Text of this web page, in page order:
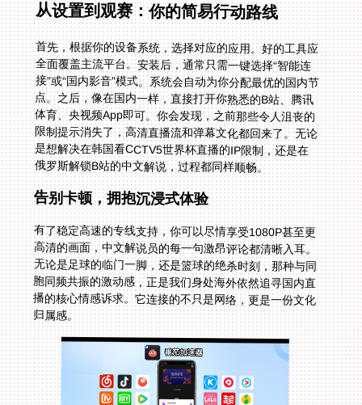
从设置到观赛：你的简易行动路线
首先，根据你的设备系统，选择对应的应用。好的工具应
全面覆盖主流平台。安装后，通常只需一键选择“智能连
接”或“国内影音”模式。系统会自动为你分配最优的国内节
点。之后，像在国内一样，直接打开你熟悉的B站、腾讯
体育、央视频App即可。你会发现，之前那些令人沮丧的
限制提示消失了，高清直播流和弹幕文化都回来了。无论
是想解决在韩国看CCTV5世界杯直播的IP限制，还是在
俄罗斯解锁B站的中文解说，过程都同样顺畅。
告别卡顿，拥抱沉浸式体验
有了稳定高速的专线支持，你可以尽情享受1080P甚至更
高清的画面，中文解说员的每一句激昂评论都清晰入耳。
无论是足球的临门一脚，还是篮球的绝杀时刻，那种与同
胞同频共振的激动感，正是我们身处海外依然追寻国内直
播的核心情感诉求。它连接的不只是网络，更是一份文化
归属感。